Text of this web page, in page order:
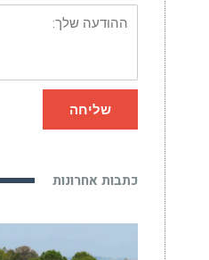
ההודעה
שלך:
שליחה
כתבות אחרונות